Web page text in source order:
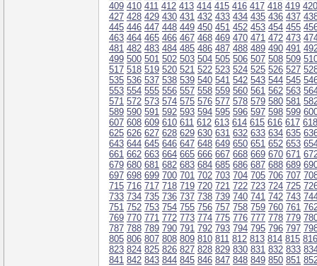
409 410 411 412 413 414 415 416 417 418 419 420
427 428 429 430 431 432 433 434 435 436 437
445 446 447 448 449 450 451 452 453 454 455
463 464 465 466 467 468 469 470 471 472 473
481 482 483 484 485 486 487 488 489 490 491
499 500 501 502 503 504 505 506 507 508 509
517 518 519 520 521 522 523 524 525 526 527
535 536 537 538 539 540 541 542 543 544 545
553 554 555 556 557 558 559 560 561 562 563
571 572 573 574 575 576 577 578 579 580 581
589 590 591 592 593 594 595 596 597 598 599
607 608 609 610 611 612 613 614 615 616 617 618
625 626 627 628 629 630 631 632 633 634 635
643 644 645 646 647 648 649 650 651 652 653
661 662 663 664 665 666 667 668 669 670 671
679 680 681 682 683 684 685 686 687 688 689
697 698 699 700 701 702 703 704 705 706 707
715 716 717 718 719 720 721 722 723 724 725
733 734 735 736 737 738 739 740 741 742 743
751 752 753 754 755 756 757 758 759 760 761
769 770 771 772 773 774 775 776 777 778 779
787 788 789 790 791 792 793 794 795 796 797
805 806 807 808 809 810 811 812 813 814 815 816
823 824 825 826 827 828 829 830 831 832 833
841 842 843 844 845 846 847 848 849 850 851